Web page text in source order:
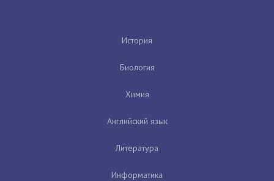
История
Биология
Химия
Английский язык
Литература
Информатика